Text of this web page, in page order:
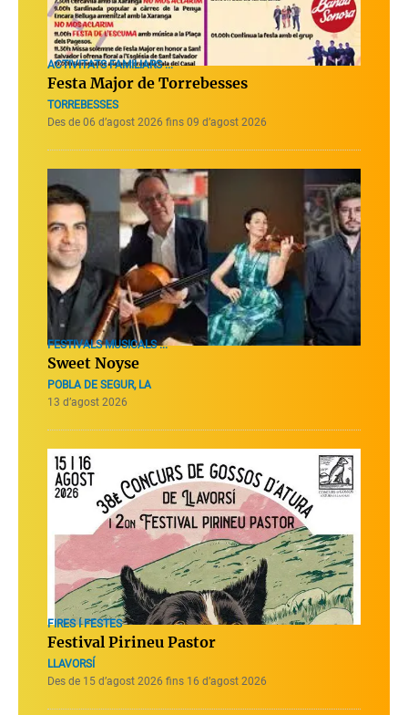
ACTIVITATS FAMILIARS ...
Festa Major de Torrebesses
TORREBESSES
Des de 06 d’agost 2026 fins 09 d’agost 2026
FESTIVALS MUSICALS ...
Sweet Noyse
POBLA DE SEGUR, LA
13 d’agost 2026
FIRES I FESTES
Festival Pirineu Pastor
LLAVORSÍ
Des de 15 d’agost 2026 fins 16 d’agost 2026